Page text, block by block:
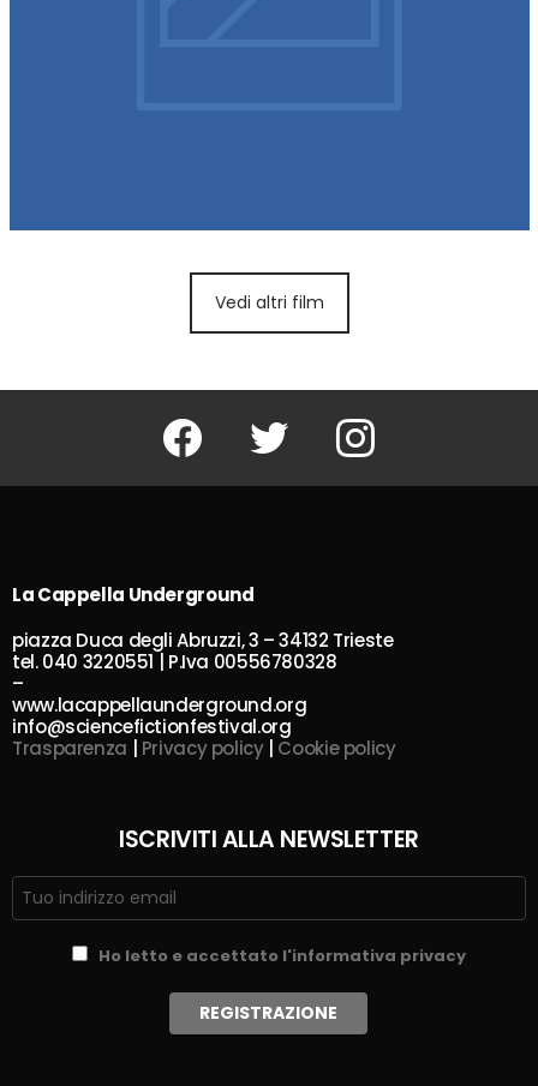
Vedi altri film
Facebook Twitter Instagram
La Cappella Underground
piazza Duca degli Abruzzi, 3 – 34132 Trieste
tel. 040 3220551 | P.Iva 00556780328
–
www.lacappellaunderground.org
info@sciencefictionfestival.org
Trasparenza | Privacy policy| Cookie policy
ISCRIVITI ALLA NEWSLETTER
Ho letto e accettato l'informativa privacy